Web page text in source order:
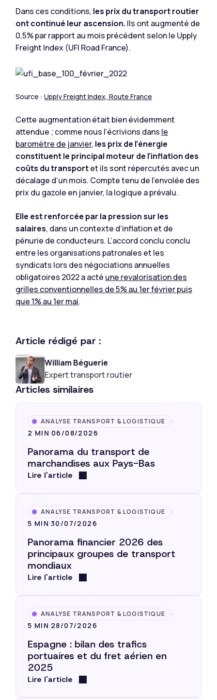
Article rédigé par :
William Béguerie
Expert transport routier
Articles similaires
ANALYSE TRANSPORT & LOGISTIQUE
2 MIN 06/08/2026
Panorama du transport de
marchandises aux Pays-Bas
Lire l'article
ANALYSE TRANSPORT & LOGISTIQUE
5 MIN 30/07/2026
Panorama financier 2026 des
principaux groupes de transport
mondiaux
Lire l'article
ANALYSE TRANSPORT & LOGISTIQUE
5 MIN 28/07/2026
Espagne : bilan des trafics
portuaires et du fret aérien en
2025
Lire l'article
Dans ces conditions, les prix du transport routier
ont continué leur ascension. Ils ont augmenté de
0,5% par rapport au mois précédent selon le Upply
Freight Index (UFI Road France).
Source : Upply Freight Index, Route France
Cette augmentation était bien évidemment
attendue ; comme nous l’écrivions dans le
baromètre de janvier, les prix de l’énergie
constituent le principal moteur de l’inflation des
coûts du transportet ils sont répercutés avec un
décalage d’un mois. Compte tenu de l’envolée des
prix du gazole en janvier, la logique a prévalu.
Elle est renforcée par la pression sur les
salaires, dans un contexte d’inflation et de
pénurie de conducteurs. L’accord conclu conclu
entre les organisations patronales et les
syndicats lors des négociations annuelles
obligatoires 2022 a acté une revalorisation des
grilles conventionnelles de 5% au 1er février puis
que 1% au 1er mai.